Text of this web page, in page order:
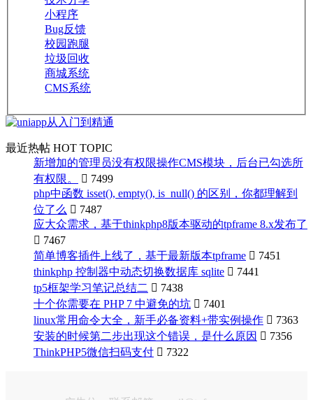
小程序
Bug反馈
校园跑腿
垃圾回收
商城系统
CMS系统
最近热帖 HOT TOPIC
新增加的管理员没有权限操作CMS模块，后台已勾选所
有权限。
 7499
php中函数 isset(), empty(), is_null() 的区别，你都理解到
位了么  7487
应大众需求，基于thinkphp8版本驱动的tpframe 8.x发布了
 7467
简单博客插件上线了，基于最新版本tpframe  7451
thinkphp 控制器中动态切换数据库 sqlite  7441
tp5框架学习笔记总结二  7438
十个你需要在 PHP 7 中避免的坑  7401
linux常用命令大全，新手必备资料+带实例操作  7363
安装的时候第二步出现这个错误，是什么原因  7356
ThinkPHP5微信扫码支付  7322